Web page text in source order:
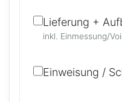
Lieferung +
inkl. Einmessung/
Einweisung /